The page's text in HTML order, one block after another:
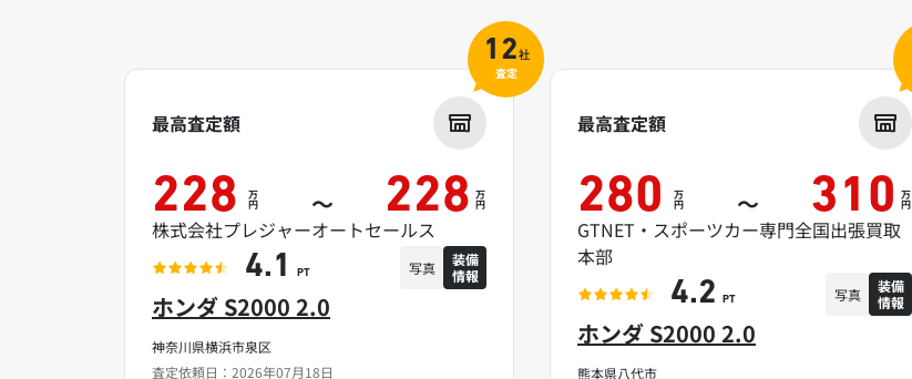
神奈川県横浜市泉区
査定依頼日：2026年07月18日
ホンダ S2000 2.0
最高査定額
228 万
円 ～ 228 万
円
株式会社プレジャーオートセールス
4.1 PT 写真
装備
情報
12社
査定
熊本県八代市
ホンダ S2000 2.0
最高査定額
280 万
円 ～ 310 万
円
GTNET・スポーツカー専門全国出張買取
本部
4.2 PT 写真
装備
情報